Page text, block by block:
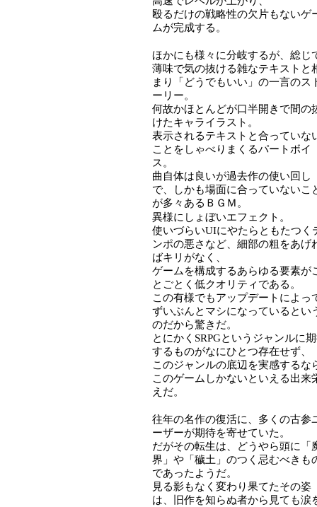
殴るだけの戦略性の欠片もないゲ
ムが完成する。
ほかにも様々に分岐するが、総じ
薄味で気の抜ける雑なテキストと
まり「どうでもいい」の一言のス
ーリー。
何故かほとんどが口半開きで間の
けたキャライラスト。
表示されるテキストと合っていな
ことをしゃべりまくるパートボイ
ス。
曲自体は良いが過去作の使い回し
で、しかも場面に合っていないこ
が多々あるＢＧＭ。
異様にしょぼいエフェクト。
使いづらいUIにやたらともたつく
ンポの悪さなど、細部の粗をあげ
ばキリがなく、
ゲームを構成するあらゆる要素が
とごとく低クオリティである。
この有様でもアップデートによっ
ずいぶんとマシになっているとい
のだから驚きだ。
とにかくSRPGというジャンルに
するものがなにひとつ存在せず、
このジャンルの底辺を実感するな
このゲームしかないといえる出来
えだ。
往年の名作の復活に、多くの古参
ーザーが期待を寄せていた。
だがその転生は、どうやら頭に「
界」や「穢土」のつく忌むべきも
であったようだ。
見る影もなく変わり果てたその姿
は、旧作を知らぬ者から見ても涙